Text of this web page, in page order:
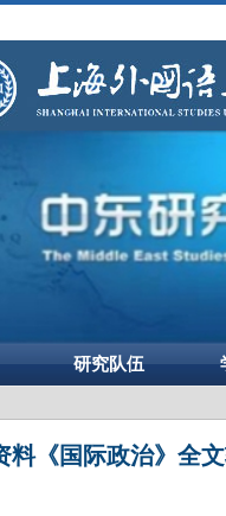
研究队伍
料《国际政治》全